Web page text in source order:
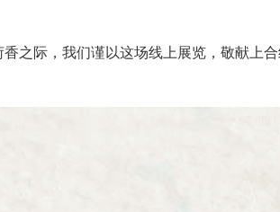
之际，我们谨以这场线上展览，敬献上